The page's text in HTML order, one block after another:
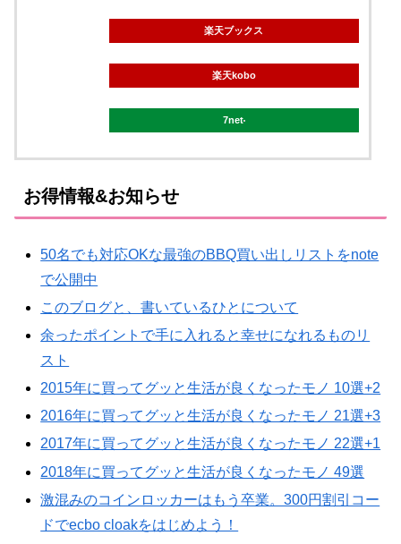
楽天ブックス
楽天kobo
7net
お得情報&お知らせ
50名でも対応OKな最強のBBQ買い出しリストをnote
で公開中
このブログと、書いているひとについて
余ったポイントで手に入れると幸せになれるものリ
スト
2015年に買ってグッと生活が良くなったモノ 10選+2
2016年に買ってグッと生活が良くなったモノ 21選+3
2017年に買ってグッと生活が良くなったモノ 22選+1
2018年に買ってグッと生活が良くなったモノ 49選
激混みのコインロッカーはもう卒業。300円割引コー
ドでecbo cloakをはじめよう！